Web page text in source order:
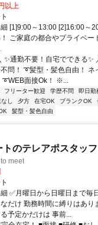
以上
[1]9:00～13:00 [2]16:00～
ご家庭の都合やプライベー
✨通勤不要！自宅でできる
問！ ➰髪型・髪色自由！
➰WEB面接Ok！ ※...
フリーター歓迎 学歴不問 即日勤
し 夕方 在宅OK ブランクOK
髪型・髪色自由
トのテレアポスタッフ
meet
✅月曜日から日曜日まで毎
だけ 勤務時間に縛りはあり
予定かだけは 事前...